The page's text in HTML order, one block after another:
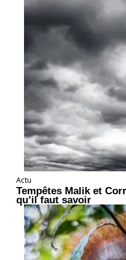
Actu
Tempêtes Malik et
qu’il faut savoir